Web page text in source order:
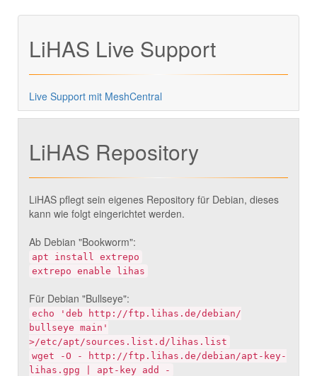
LiHAS Live Support
Live Support mit MeshCentral
LiHAS Repository
LiHAS pflegt sein eigenes Repository für Debian, dieses
kann wie folgt eingerichtet werden.
Ab Debian "Bookworm":
apt install extrepo
extrepo enable lihas
Für Debian "Bullseye":
echo 'deb http://ftp.lihas.de/debian/
bullseye main'
>/etc/apt/sources.list.d/lihas.list
wget -O - http://ftp.lihas.de/debian/apt-key-
lihas.gpg | apt-key add -